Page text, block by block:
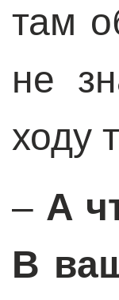
там
не
ходу
– А
В